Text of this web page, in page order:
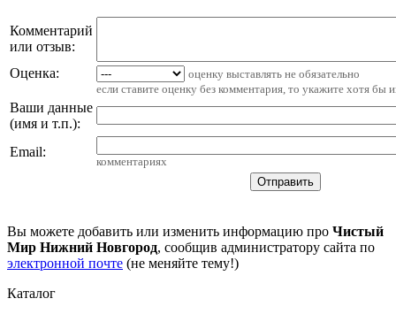
Комментарий
или отзыв:
Оценка:
оценку выставлять не обязательно
если ставите оценку без комментария, то укажите хотя бы
Ваши данные
(имя и т.п.):
Email:
комментариях
Вы можете добавить или изменить информацию про Чистый
Мир Нижний Новгород, сообщив администратору сайта по
электронной почте (не меняйте тему!)
Каталог